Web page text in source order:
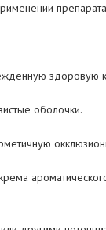
здоровую
оболочки.